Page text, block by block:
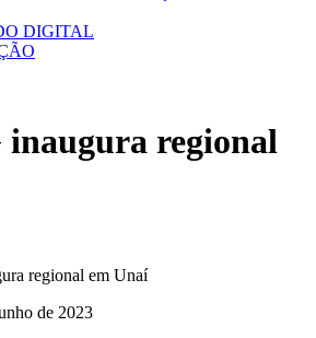
DIGITAL
regional
regional em Unaí
de 2023